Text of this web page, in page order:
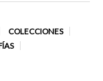
COLECCIONES